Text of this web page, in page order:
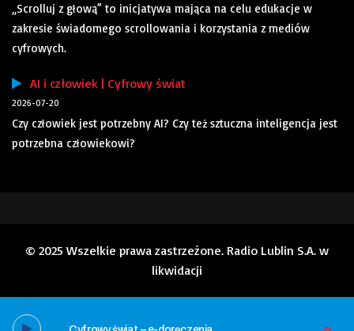
„Scrolluj z głową” to inicjatywa mająca na celu edukacje w
zakresie świadomego scrollowania i korzystania z mediów
cyfrowych.
AI i człowiek | Cyfrowy świat
2026-07-20
Czy człowiek jest potrzebny AI? Czy też sztuczna inteligencja jest
potrzebna człowiekowi?
© 2025 Wszelkie prawa zastrzeżone. Radio Lublin S.A. w
likwidacji